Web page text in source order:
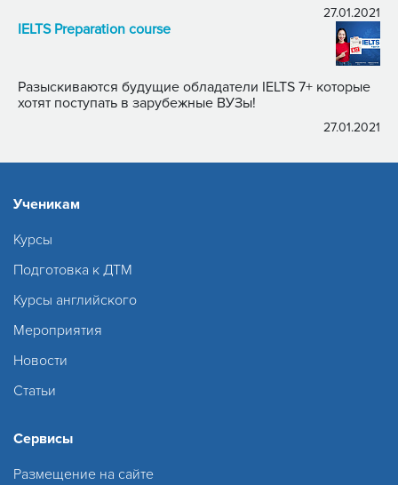
27.01.2021
IELTS Preparation course
Разыскиваются будущие обладатели IELTS 7+ которые
хотят поступать в зарубежные ВУЗы!
27.01.2021
Ученикам
Курсы
Подготовка к ДТМ
Курсы английского
Мероприятия
Новости
Статьи
Сервисы
Размещение на сайте